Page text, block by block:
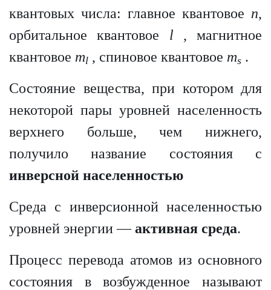
квантовых числа: главное квантовое n,
орбитальное квантовое l , магнитное
квантовое ml , спиновое квантовое ms .
Состояние вещества, при котором для
некоторой пары уровней населенность
верхнего больше, чем нижнего,
получило название состояния с
инверсной населенностью
Среда с инверсионной населенностью
уровней энергии —активная среда.
Процесс перевода атомов из основного
состояния в возбужденное называют